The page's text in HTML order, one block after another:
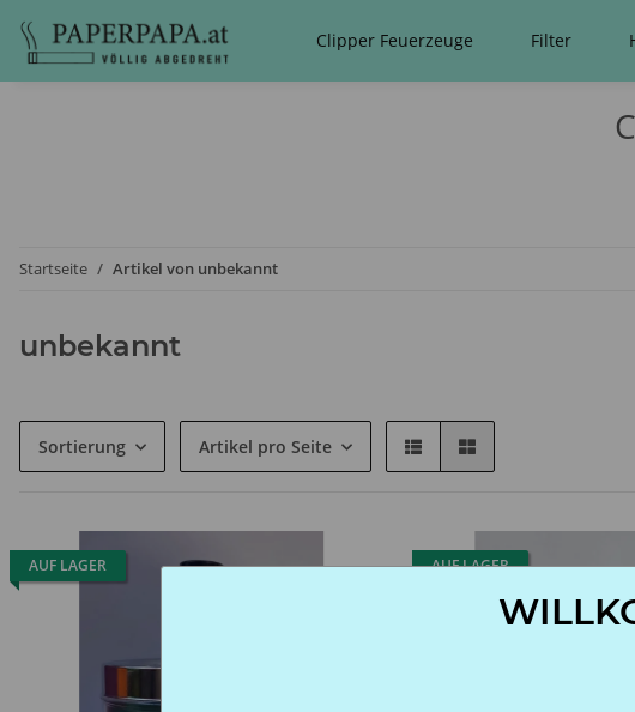
Clipper Feuerzeuge Filter
Startseite Artikel von unbekannt
unbekannt
Sortierung Artikel pro Seite
AUF LAGER AUF LAGER